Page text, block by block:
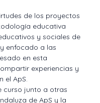
de los proyectos
educativa
y sociales de
enfocado a las
en esta
experiencias y
el ApS.
curso junto a otras
de ApS y la